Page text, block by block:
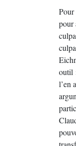
Pour
pour
outil
l’en